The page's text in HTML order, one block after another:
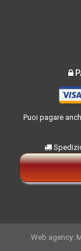
Puoi pagare
Web agency: